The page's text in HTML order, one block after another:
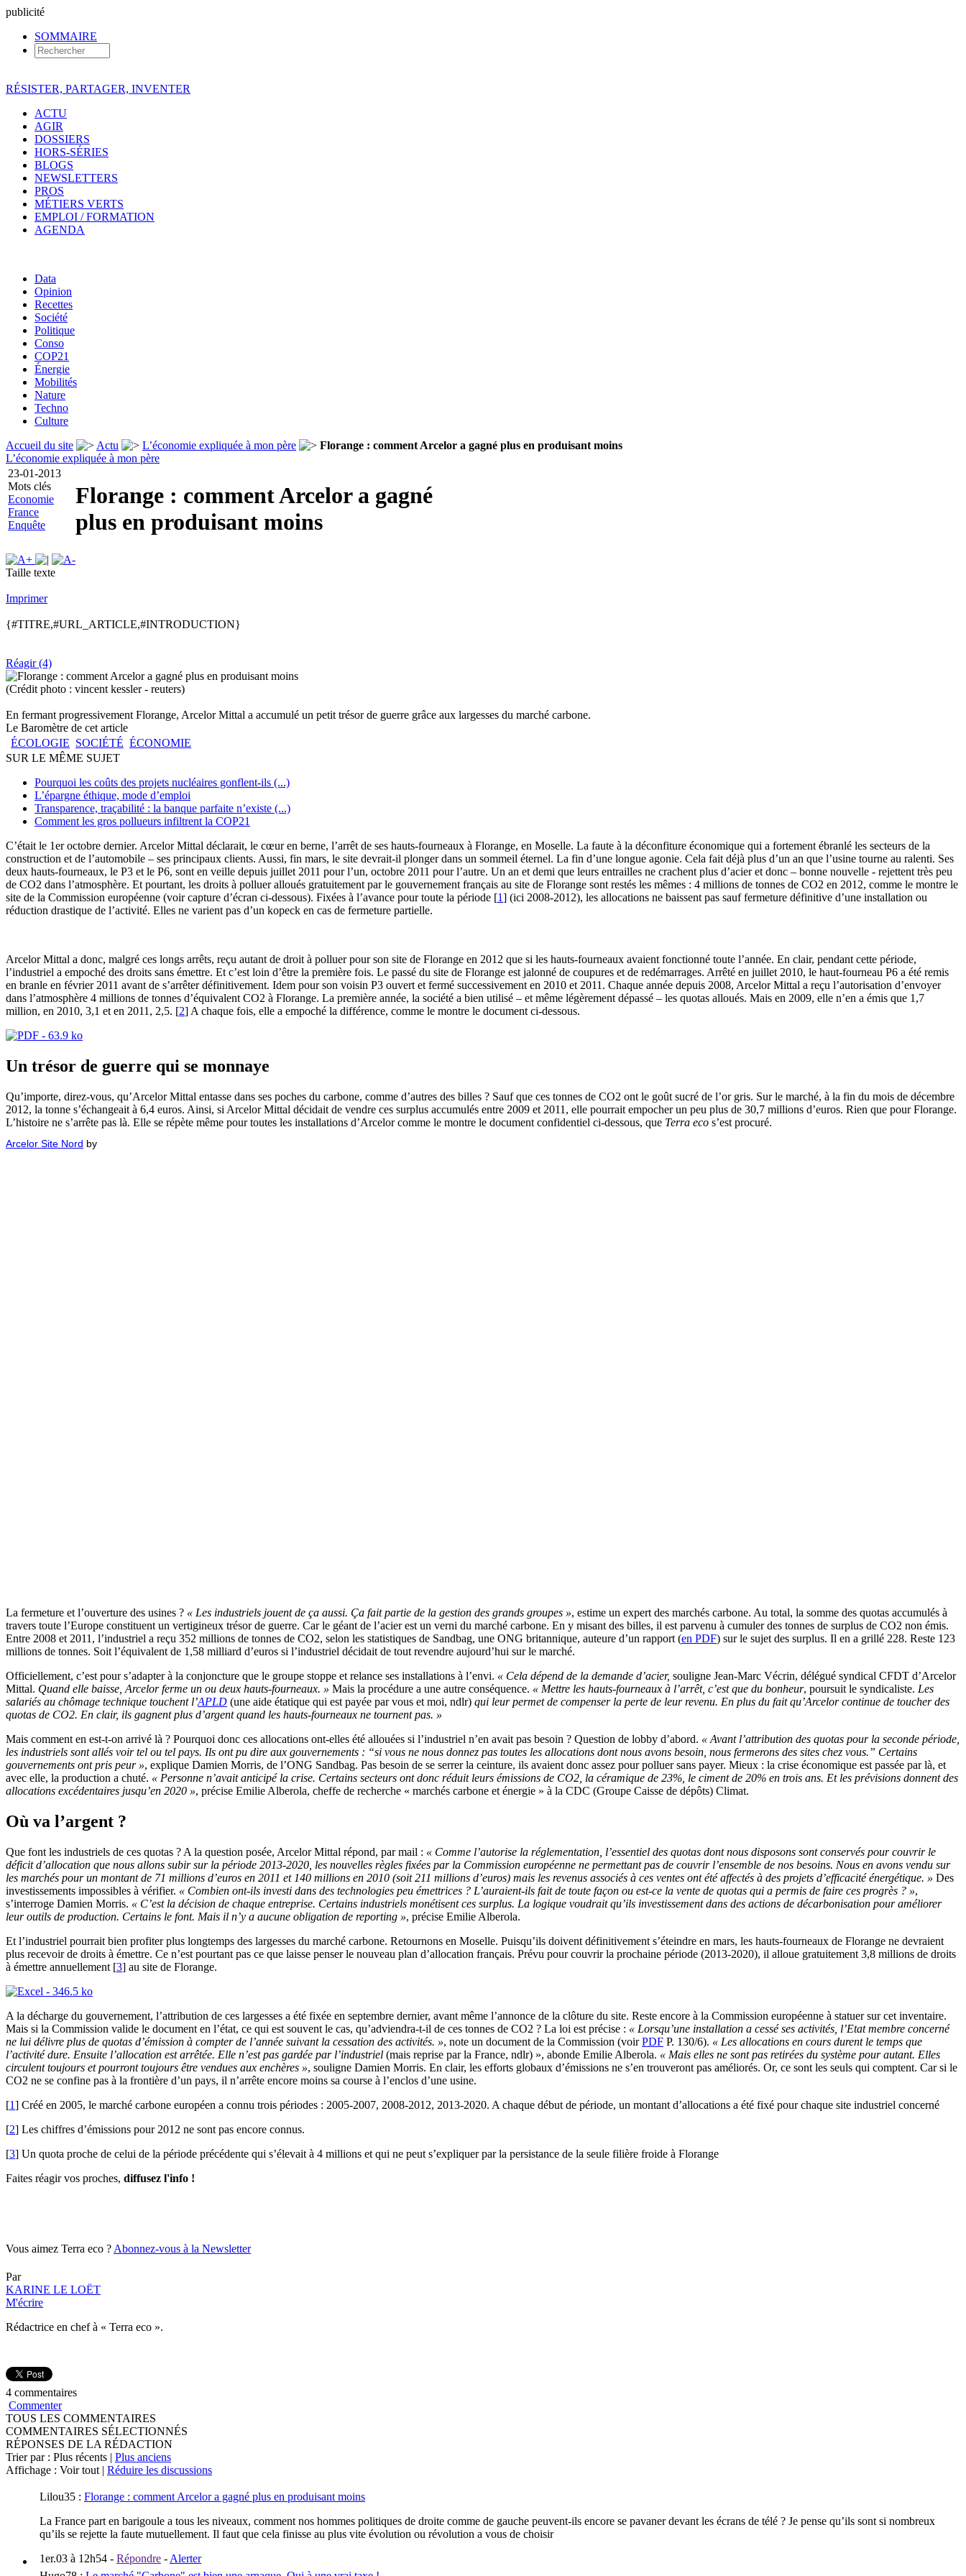
publicité
SOMMAIRE
RÉSISTER, PARTAGER, INVENTER
ACTU
AGIR
DOSSIERS
HORS-SÉRIES
BLOGS
NEWSLETTERS
PROS
MÉTIERS VERTS
EMPLOI / FORMATION
AGENDA
Data
Opinion
Recettes
Société
Politique
Conso
COP21
Énergie
Mobilités
Nature
Techno
Culture
Accueil du site
Actu L’économie expliquée à mon père
Florange : comment Arcelor a gagné plus en produisant moins
L’économie expliquée à mon père
23-01-2013
Mots clés
Economie
France
Enquête
Florange : comment Arcelor a gagné
plus en produisant moins
Taille texte
Imprimer
{#TITRE,#URL_ARTICLE,#INTRODUCTION}
Réagir (4)
(Crédit photo : vincent kessler - reuters)
En fermant progressivement Florange, Arcelor Mittal a accumulé un petit trésor de guerre grâce aux largesses du marché carbone.
Le Baromètre de cet article
ÉCOLOGIE SOCIÉTÉ ÉCONOMIE
SUR LE MÊME SUJET
Pourquoi les coûts des projets nucléaires gonflent-ils (...)
L’épargne éthique, mode d’emploi
Transparence, traçabilité : la banque parfaite n’existe (...)
Comment les gros pollueurs infiltrent la COP21
C’était le 1er octobre dernier. Arcelor Mittal déclarait, le cœur en berne, l’arrêt de ses hauts-fourneaux à Florange, en Moselle. La faute à la déconfiture économique qui a fortement ébranlé les secteurs de la
construction et de l’automobile – ses principaux clients. Aussi, fin mars, le site devrait-il plonger dans un sommeil éternel. La fin d’une longue agonie. Cela fait déjà plus d’un an que l’usine tourne au ralenti. Ses
deux hauts-fourneaux, le P3 et le P6, sont en veille depuis juillet 2011 pour l’un, octobre 2011 pour l’autre. Un an et demi que leurs entrailles ne crachent plus d’acier et donc – bonne nouvelle - rejettent très peu
de CO2 dans l’atmosphère. Et pourtant, les droits à polluer alloués gratuitement par le gouvernement français au site de Florange sont restés les mêmes : 4 millions de tonnes de CO2 en 2012, comme le montre le
site de la Commission européenne (voir capture d’écran ci-dessous). Fixées à l’avance pour toute la période [1] (ici 2008-2012), les allocations ne baissent pas sauf fermeture définitive d’une installation ou
réduction drastique de l’activité. Elles ne varient pas d’un kopeck en cas de fermeture partielle.
Arcelor Mittal a donc, malgré ces longs arrêts, reçu autant de droit à polluer pour son site de Florange en 2012 que si les hauts-fourneaux avaient fonctionné toute l’année. En clair, pendant cette période,
l’industriel a empoché des droits sans émettre. Et c’est loin d’être la première fois. Le passé du site de Florange est jalonné de coupures et de redémarrages. Arrêté en juillet 2010, le haut-fourneau P6 a été remis
en branle en février 2011 avant de s’arrêter définitivement. Idem pour son voisin P3 ouvert et fermé successivement en 2010 et 2011. Chaque année depuis 2008, Arcelor Mittal a reçu l’autorisation d’envoyer
dans l’atmosphère 4 millions de tonnes d’équivalent CO2 à Florange. La première année, la société a bien utilisé – et même légèrement dépassé – les quotas alloués. Mais en 2009, elle n’en a émis que 1,7
million, en 2010, 3,1 et en 2011, 2,5. [2] A chaque fois, elle a empoché la différence, comme le montre le document ci-dessous.
Un trésor de guerre qui se monnaye
Qu’importe, direz-vous, qu’Arcelor Mittal entasse dans ses poches du carbone, comme d’autres des billes ? Sauf que ces tonnes de CO2 ont le goût sucré de l’or gris. Sur le marché, à la fin du mois de décembre
2012, la tonne s’échangeait à 6,4 euros. Ainsi, si Arcelor Mittal décidait de vendre ces surplus accumulés entre 2009 et 2011, elle pourrait empocher un peu plus de 30,7 millions d’euros. Rien que pour Florange.
L’histoire ne s’arrête pas là. Elle se répète même pour toutes les installations d’Arcelor comme le montre le document confidentiel ci-dessous, que Terra eco s’est procuré.
Arcelor Site Nord by
La fermeture et l’ouverture des usines ? « Les industriels jouent de ça aussi. Ça fait partie de la gestion des grands groupes », estime un expert des marchés carbone. Au total, la somme des quotas accumulés à
travers toute l’Europe constituent un vertigineux trésor de guerre. Car le géant de l’acier est un verni du marché carbone. En y misant des billes, il est parvenu à cumuler des tonnes de surplus de CO2 non émis.
Entre 2008 et 2011, l’industriel a reçu 352 millions de tonnes de CO2, selon les statistiques de Sandbag, une ONG britannique, auteure d’un rapport (en PDF) sur le sujet des surplus. Il en a grillé 228. Reste 123
millions de tonnes. Soit l’équivalent de 1,58 milliard d’euros si l’industriel décidait de tout revendre aujourd’hui sur le marché.
Officiellement, c’est pour s’adapter à la conjoncture que le groupe stoppe et relance ses installations à l’envi. « Cela dépend de la demande d’acier, souligne Jean-Marc Vécrin, délégué syndical CFDT d’Arcelor
Mittal. Quand elle baisse, Arcelor ferme un ou deux hauts-fourneaux. » Mais la procédure a une autre conséquence. « Mettre les hauts-fourneaux à l’arrêt, c’est que du bonheur, poursuit le syndicaliste. Les
salariés au chômage technique touchent l’APLD (une aide étatique qui est payée par vous et moi, ndlr) qui leur permet de compenser la perte de leur revenu. En plus du fait qu’Arcelor continue de toucher des
quotas de CO2. En clair, ils gagnent plus d’argent quand les hauts-fourneaux ne tournent pas. »
Mais comment en est-t-on arrivé là ? Pourquoi donc ces allocations ont-elles été allouées si l’industriel n’en avait pas besoin ? Question de lobby d’abord. « Avant l’attribution des quotas pour la seconde période,
les industriels sont allés voir tel ou tel pays. Ils ont pu dire aux gouvernements : “si vous ne nous donnez pas toutes les allocations dont nous avons besoin, nous fermerons des sites chez vous.” Certains
gouvernements ont pris peur », explique Damien Morris, de l’ONG Sandbag. Pas besoin de se serrer la ceinture, ils avaient donc assez pour polluer sans payer. Mieux : la crise économique est passée par là, et
avec elle, la production a chuté. « Personne n’avait anticipé la crise. Certains secteurs ont donc réduit leurs émissions de CO2, la céramique de 23%, le ciment de 20% en trois ans. Et les prévisions donnent des
allocations excédentaires jusqu’en 2020 », précise Emilie Alberola, cheffe de recherche « marchés carbone et énergie » à la CDC (Groupe Caisse de dépôts) Climat.
Où va l’argent ?
Que font les industriels de ces quotas ? A la question posée, Arcelor Mittal répond, par mail : « Comme l’autorise la réglementation, l’essentiel des quotas dont nous disposons sont conservés pour couvrir le
déficit d’allocation que nous allons subir sur la période 2013-2020, les nouvelles règles fixées par la Commission européenne ne permettant pas de couvrir l’ensemble de nos besoins. Nous en avons vendu sur
les marchés pour un montant de 71 millions d’euros en 2011 et 140 millions en 2010 (soit 211 millions d’euros) mais les revenus associés à ces ventes ont été affectés à des projets d’efficacité énergétique. » Des
investissements impossibles à vérifier. « Combien ont-ils investi dans des technologies peu émettrices ? L’auraient-ils fait de toute façon ou est-ce la vente de quotas qui a permis de faire ces progrès ? »,
s’interroge Damien Morris. « C’est la décision de chaque entreprise. Certains industriels monétisent ces surplus. La logique voudrait qu’ils investissement dans des actions de décarbonisation pour améliorer
leur outils de production. Certains le font. Mais il n’y a aucune obligation de reporting », précise Emilie Alberola.
Et l’industriel pourrait bien profiter plus longtemps des largesses du marché carbone. Retournons en Moselle. Puisqu’ils doivent définitivement s’éteindre en mars, les hauts-fourneaux de Florange ne devraient
plus recevoir de droits à émettre. Ce n’est pourtant pas ce que laisse penser le nouveau plan d’allocation français. Prévu pour couvrir la prochaine période (2013-2020), il alloue gratuitement 3,8 millions de droits
à émettre annuellement [3] au site de Florange.
A la décharge du gouvernement, l’attribution de ces largesses a été fixée en septembre dernier, avant même l’annonce de la clôture du site. Reste encore à la Commission européenne à statuer sur cet inventaire.
Mais si la Commission valide le document en l’état, ce qui est souvent le cas, qu’adviendra-t-il de ces tonnes de CO2 ? La loi est précise : « Lorsqu’une installation a cessé ses activités, l’Etat membre concerné
ne lui délivre plus de quotas d’émission à compter de l’année suivant la cessation des activités. », note un document de la Commission (voirPDF P. 130/6). « Les allocations en cours durent le temps que
l’activité dure. Ensuite l’allocation est arrêtée. Elle n’est pas gardée par l’industriel (mais reprise par la France, ndlr) », abonde Emilie Alberola. « Mais elles ne sont pas retirées du système pour autant. Elles
circulent toujours et pourront toujours être vendues aux enchères », souligne Damien Morris. En clair, les efforts globaux d’émissions ne s’en trouveront pas améliorés. Or, ce sont les seuls qui comptent. Car si le
CO2 ne se confine pas à la frontière d’un pays, il n’arrête encore moins sa course à l’enclos d’une usine.
[1] Créé en 2005, le marché carbone européen a connu trois périodes : 2005-2007, 2008-2012, 2013-2020. A chaque début de période, un montant d’allocations a été fixé pour chaque site industriel concerné
[2] Les chiffres d’émissions pour 2012 ne sont pas encore connus.
[3] Un quota proche de celui de la période précédente qui s’élevait à 4 millions et qui ne peut s’expliquer par la persistance de la seule filière froide à Florange
Faites réagir vos proches, diffusez l'info !
Vous aimez Terra eco ? Abonnez-vous à la Newsletter
Par
KARINE LE LOËT
M'écrire
Rédactrice en chef à « Terra eco ».
4 commentaires
Commenter
TOUS LES COMMENTAIRES
COMMENTAIRES SÉLECTIONNÉS
RÉPONSES DE LA RÉDACTION
Trier par : Plus récents | Plus anciens
Affichage : Voir tout | Réduire les discussions
Lilou35 : Florange : comment Arcelor a gagné plus en produisant moins
La France part en barigoule a tous les niveaux, comment nos hommes politiques de droite comme de gauche peuvent-ils encore se pavaner devant les écrans de télé ? Je pense qu’ils sont si nombreux
qu’ils se rejette la faute mutuellement. Il faut que cela finisse au plus vite évolution ou révolution a vous de choisir
1er.03 à 12h54 - Répondre - Alerter